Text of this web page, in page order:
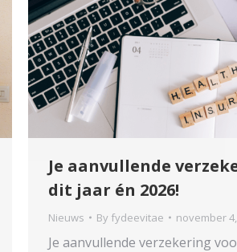
Je aanvullende
dit jaar én 2026!
Nieuws By fydeevitae november
Je aanvullende verzekering